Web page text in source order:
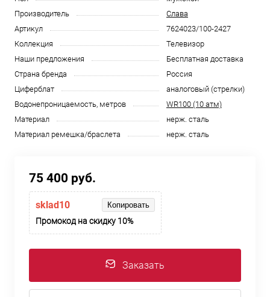
Производитель
Слава
Артикул
7624023/100-2427
Коллекция
Телевизор
Наши предложения
Бесплатная доставка
Страна бренда
Россия
Циферблат
аналоговый (стрелки)
Водонепроницаемость, метров
WR100 (10 атм)
Материал
нерж. сталь
Материал ремешка/браслета
нерж. сталь
75 400 руб.
sklad10 Копировать
Промокод на скидку 10%
Заказать